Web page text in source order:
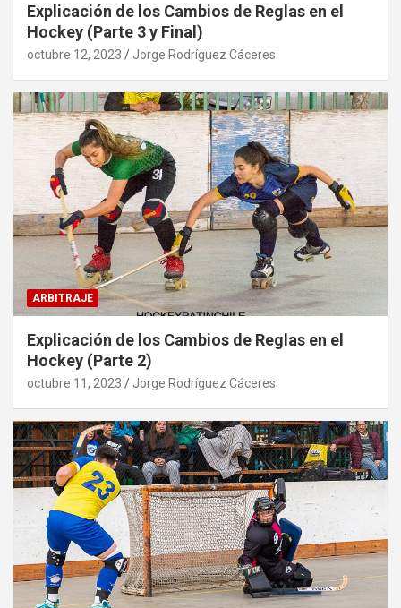
Explicación de los Cambios de Reglas en el
Hockey (Parte 3 y Final)
octubre 12, 2023 Jorge Rodríguez Cáceres
ARBITRAJE
Explicación de los Cambios de Reglas en el
Hockey (Parte 2)
octubre 11, 2023 Jorge Rodríguez Cáceres